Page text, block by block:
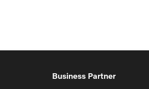
Business Partner